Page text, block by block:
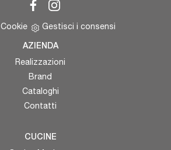
Cookie Gestisci i consensi
AZIENDA
Realizzazioni
Brand
Cataloghi
Contatti
CUCINE